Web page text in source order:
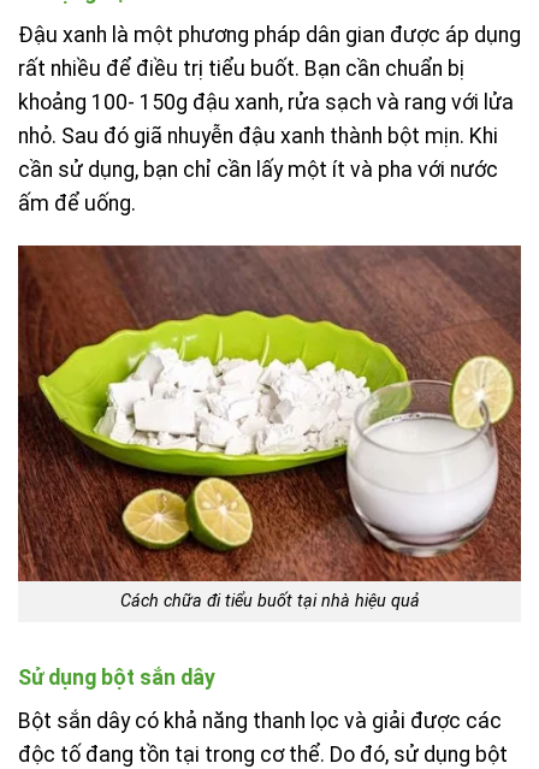
Đậu xanh là một phương pháp dân gian được áp dụng
rất nhiều để điều trị tiểu buốt. Bạn cần chuẩn bị
khoảng 100- 150g đậu xanh, rửa sạch và rang với lửa
nhỏ. Sau đó giã nhuyễn đậu xanh thành bột mịn. Khi
cần sử dụng, bạn chỉ cần lấy một ít và pha với nước
ấm để uống.
Cách chữa đi tiểu buốt tại nhà hiệu quả
Sử dụng bột sắn dây
Bột sắn dây có khả năng thanh lọc và giải được các
độc tố đang tồn tại trong cơ thể. Do đó, sử dụng bột